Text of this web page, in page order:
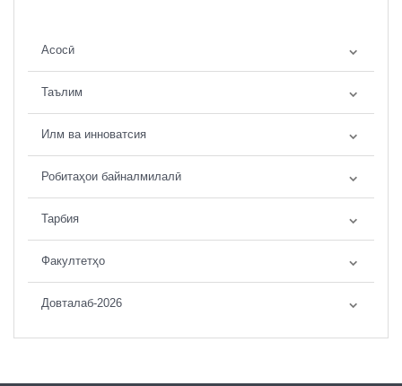
Асосӣ
Таълим
Илм ва инноватсия
Робитаҳои байналмилалӣ
Тарбия
Факултетҳо
Довталаб-2026